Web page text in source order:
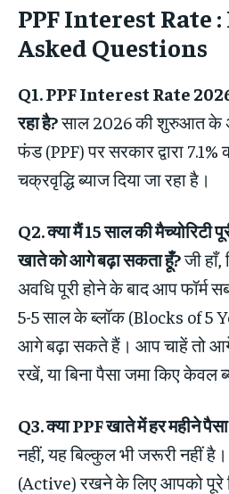
PPF Interest Rate
Asked Questions
Q1. PPF Interest Rate 2026
रहा है?साल 2026 की शुरुआत के
फंड (PPF) पर सरकार द्वारा 7.1%
चक्रवृद्धि ब्याज दिया जा रहा है।
Q2. क्या मैं 15 साल की मैच्योरिटी
खाते को आगे बढ़ा सकता हूँ?जी
अवधि पूरी होने के बाद आप फॉर्म
5-5 साल के ब्लॉक (Blocks of 5
आगे बढ़ा सकते हैं। आप चाहें तो आगे
रखें, या बिना पैसा जमा किए केवल
Q3. क्या PPF खाते में हर महीने
नहीं, यह बिल्कुल भी जरूरी नहीं
(Active) रखने के लिए आपको पूरे